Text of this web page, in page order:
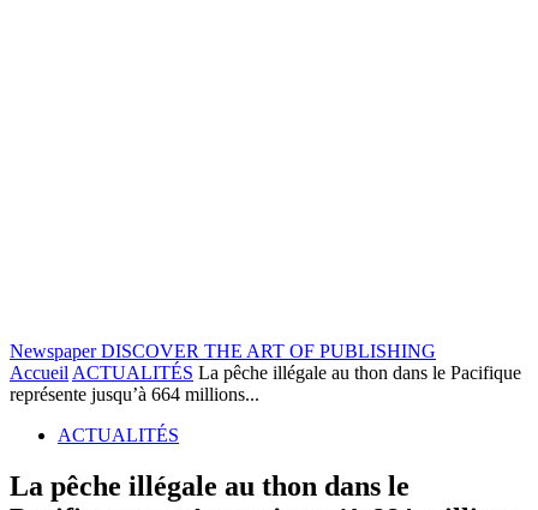
Newspaper DISCOVER THE ART OF PUBLISHING
Accueil ACTUALITÉS La pêche illégale au thon dans le Pacifique
représente jusqu’à 664 millions...
ACTUALITÉS
La pêche illégale au thon dans le